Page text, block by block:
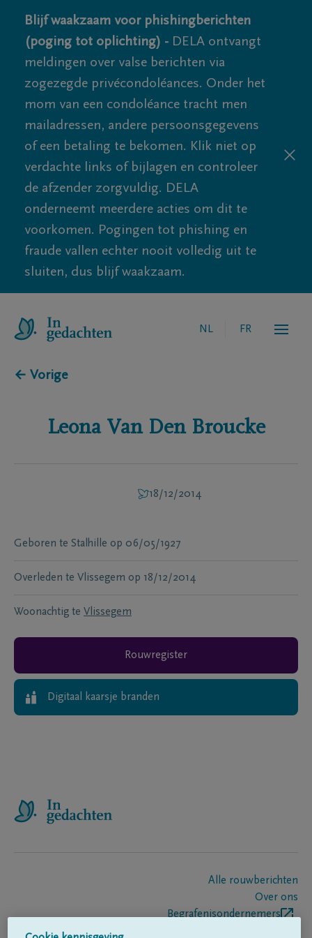
Blijf waakzaam voor phishingberichten
(poging tot oplichting) - DELA ontvangt
meldingen over valse berichten via
zogezegde privécondoléances. Onder het
mom van een condoléance tracht men
mailadressen, andere persoonsgegevens
of een betaling te bekomen. Klik niet op
verdachte links of bijlagen en controleer
de afzender zorgvuldig. DELA
onderneemt meerdere acties om dit te
voorkomen. Pogingen tot phishing en
fraude vallen echter nooit volledig uit te
sluiten, dus blijf waakzaam.
NL FR
← Vorige
Leona Van Den Broucke
18/12/2014
Geboren te Stalhille op 06/05/1927
Overleden te Vlissegem op 18/12/2014
Woonachtig te Vlissegem
Rouwregister
Digitaal kaarsje branden
Alle rouwberichten
Over ons
Begrafenisondernemers